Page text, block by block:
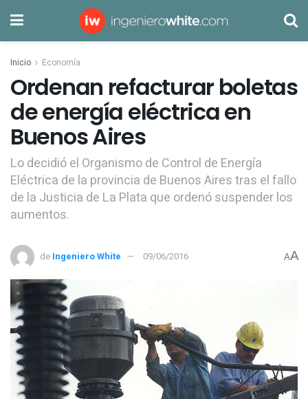
Inicio Economía
Ordenan refacturar boletas
de energía eléctrica en
Buenos Aires
Lo decidió el Organismo de Control de Energía
Eléctrica de la provincia de Buenos Aires tras el fallo
de la Justicia de La Plata que ordenó suspender los
aumentos.
de Ingeniero White 09/06/2016 AA